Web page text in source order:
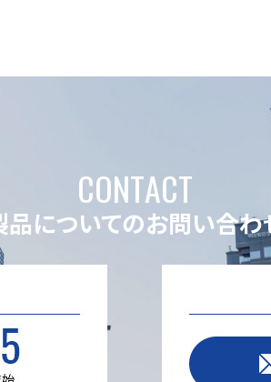
CONTACT
品についてのお問い合わ